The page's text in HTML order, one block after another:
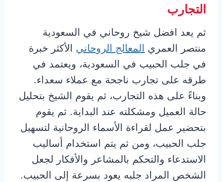
التجارب
ثم يعد افضل شيخ روحاني في السعودية
منتصر العمري المعالج الروحاني الأكثر خبرة
في جلب الحبيب في السعودية، ويعتمد في
طرقه على تجارب ناجحة مع عملاء سعداء.
وبناءً على هذه التجارب، ثم يقوم الشيخ بتحليل
حالة العميل ومشكلته عند البداية. ثم يقوم
بتحضير عمل لقراءة الأسماء الروحانية لتسهيل
جلب الحبيب، ومن ثم يتم استخدام أساليب
الاستدعاء والتحكم بالمشاعر والأفكار لجعل
الشخص المراد جلبه يعود بسرعة إلى الحبيب.